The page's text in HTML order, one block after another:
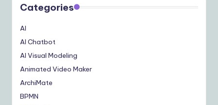
Categories
AI
AI Chatbot
AI Visual Modeling
Animated Video Maker
ArchiMate
BPMN